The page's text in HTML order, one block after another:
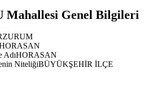
Mahallesi Genel Bilgileri
AdıHORASAN
NiteliğiBÜYÜKŞEHİR İLÇE